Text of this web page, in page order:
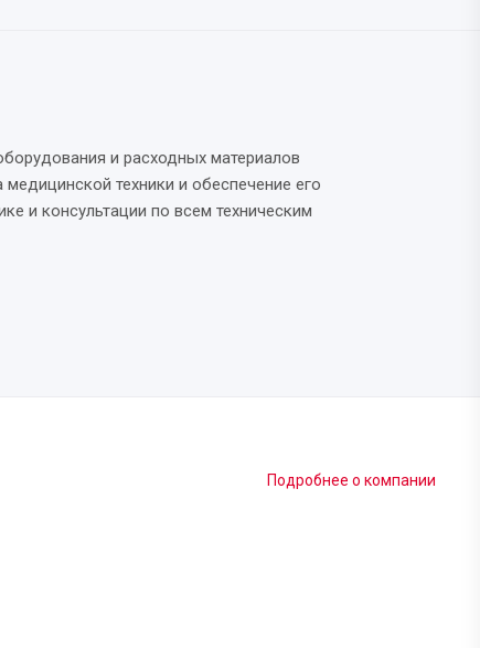
Подробнее о компании
и расходных материалов
техники и обеспечение его
и консультации по всем техническим